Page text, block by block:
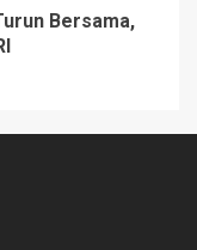
Bersama,